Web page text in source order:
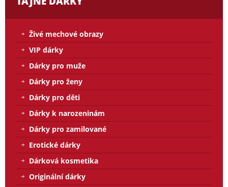
Živé mechové obrazy
VIP dárky
Dárky pro muže
Dárky pro ženy
Dárky pro děti
Dárky k narozeninám
Dárky pro zamilované
Erotické dárky
Dárková kosmetika
Originální dárky